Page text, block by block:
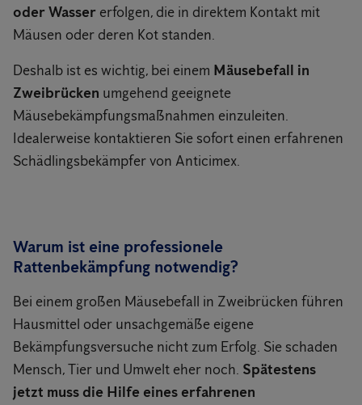
oder Wasser erfolgen, die in direktem Kontakt mit
Mäusen oder deren Kot standen.
Deshalb ist es wichtig, bei einem Mäusebefall in
Zweibrücken umgehend geeignete
Mäusebekämpfungsmaßnahmen einzuleiten.
Idealerweise kontaktieren Sie sofort einen erfahrenen
Schädlingsbekämpfer von Anticimex.
Warum ist eine professionele
Rattenbekämpfung notwendig?
Bei einem großen Mäusebefall in Zweibrücken führen
Hausmittel oder unsachgemäße eigene
Bekämpfungsversuche nicht zum Erfolg. Sie schaden
Mensch, Tier und Umwelt eher noch. Spätestens
jetzt muss die Hilfe eines erfahrenen